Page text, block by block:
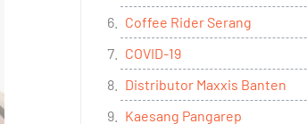
Coffee Rider Serang
COVID-19
Distributor Maxxis Banten
Kaesang Pangarep